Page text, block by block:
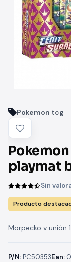
Pokemon tcg
playmat
español
Sin
Producto
Morpecko v unión
P/N:PC50353Ean: